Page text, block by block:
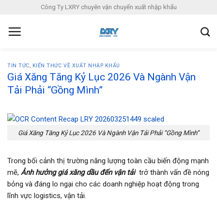
Công Ty LXRY chuyên vận chuyển xuất nhập khẩu
TIN TỨC, KIẾN THỨC VỀ XUẤT NHẬP KHẨU
Giá Xăng Tăng Kỷ Lục 2026 Và Ngành Vận
Tải Phải “Gồng Mình”
Giá Xăng Tăng Kỷ Lục 2026 Và Ngành Vận Tải Phải “Gồng Mình”
Trong bối cảnh thị trường năng lượng toàn cầu biến động mạnh
mẽ, Ảnh hưởng giá xăng dầu đến vận tải trở thành vấn đề nóng
bỏng và đáng lo ngại cho các doanh nghiệp hoạt động trong
lĩnh vực logistics, vận tải.